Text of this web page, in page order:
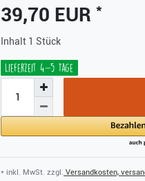
39,70 EUR *
Inhalt 1 Stück
Lieferzeit 4-5 Tage
* inkl. MwSt. zzgl. Versandkosten,